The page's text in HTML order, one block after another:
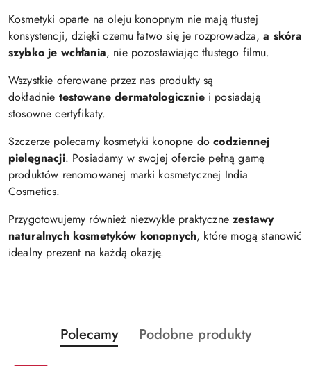
Kosmetyki oparte na oleju konopnym nie mają tłustej
konsystencji, dzięki czemu łatwo się je rozprowadza,a skóra
szybko je wchłania, nie pozostawiając tłustego filmu.
Wszystkie oferowane przez nas produkty są
dokładnie testowane dermatologiczniei posiadają
stosowne certyfikaty.
Szczerze polecamy kosmetyki konopne docodziennej
pielęgnacji. Posiadamy w swojej ofercie pełną gamę
produktów renomowanej marki kosmetycznej India
Cosmetics.
Przygotowujemy również niezwykle praktycznezestawy
naturalnych kosmetyków konopnych, które mogą stanowić
idealny prezent na każdą okazję.
Pomiń karuzelę produktów
Produkty
o
Polecamy
Produkty
Podobne produkty